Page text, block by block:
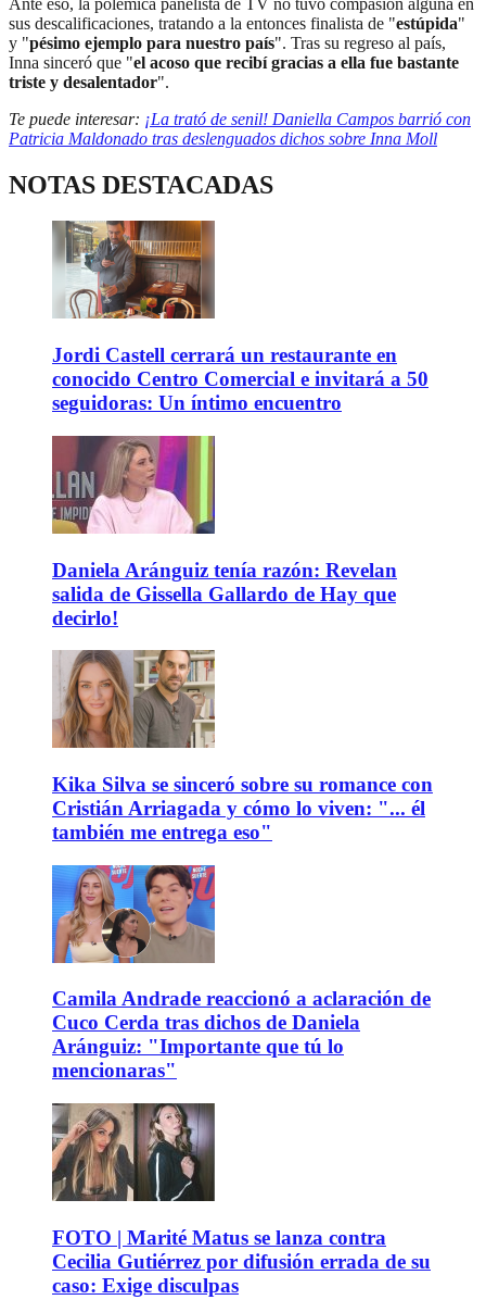
sus descalificaciones, tratando a la entonces finalista de "estúpida"
y "pésimo ejemplo para nuestro país". Tras su regreso al país,
Inna sinceró que "el acoso que recibí gracias a ella fue bastante
triste y desalentador".
Te puede interesar: ¡La trató de senil! Daniella Campos barrió con
Patricia Maldonado tras deslenguados dichos sobre Inna Moll
NOTAS DESTACADAS
Jordi Castell cerrará un restaurante en
conocido Centro Comercial e invitará a 50
seguidoras: Un íntimo encuentro
Daniela Aránguiz tenía razón: Revelan
salida de Gissella Gallardo de Hay que
decirlo!
Kika Silva se sinceró sobre su romance con
Cristián Arriagada y cómo lo viven: "... él
también me entrega eso"
Camila Andrade reaccionó a aclaración de
Cuco Cerda tras dichos de Daniela
Aránguiz: "Importante que tú lo
mencionaras"
FOTO | Marité Matus se lanza contra
Cecilia Gutiérrez por difusión errada de su
caso: Exige disculpas